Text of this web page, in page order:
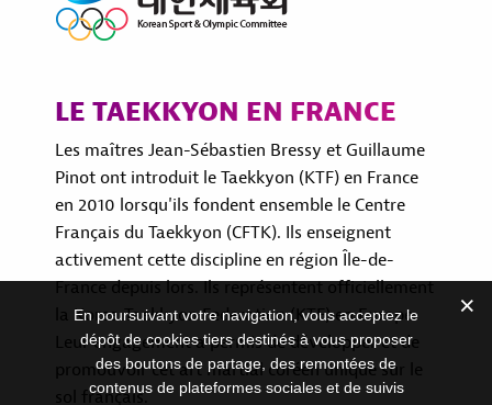
LE TAEKKYON EN FRANCE
Les maîtres Jean-Sébastien Bressy et Guillaume
Pinot ont introduit le Taekkyon (KTF) en France
en 2010 lorsqu'ils fondent ensemble le Centre
Français du Taekkyon (CFTK). Ils enseignent
activement cette discipline en région Île-de-
France depuis lors. Ils représentent officiellement
la Korea Taekkyon Federation (KTF) en Europe.
Leur engagement a permis de développer et de
promouvoir cet art martial coréen unique sur le
sol français.
En poursuivant votre navigation, vous acceptez le
dépôt de cookies tiers destinés à vous proposer
des boutons de partage, des remontées de
contenus de plateformes sociales et de suivis